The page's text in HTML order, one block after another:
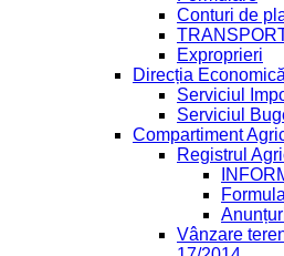
Conturi de
Exproprieri
Direcția Economică
Serviciul
Serviciul
Compartiment
Registrul
Vânzare